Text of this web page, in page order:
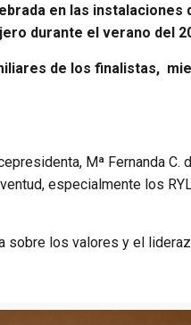
en las
durante el verano del
de los finalistas,
Mª Fernanda
especialmente los
sobre los valores y el